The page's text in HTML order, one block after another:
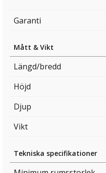
Garanti
Mått & Vikt
Längd/bredd
Höjd
Djup
Vikt
Tekniska specifikationer